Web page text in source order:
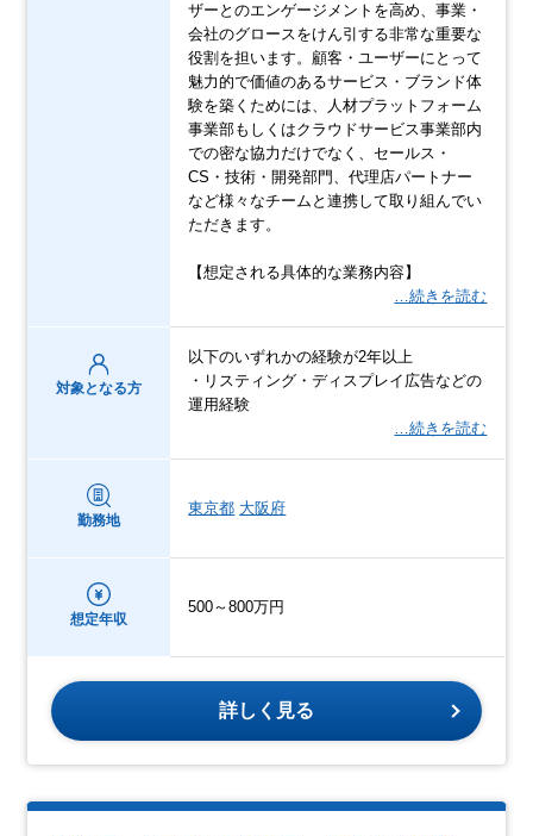
ザーとのエンゲージメントを高め、事業・
会社のグロースをけん引する非常な重要な
役割を担います。顧客・ユーザーにとって
魅力的で価値のあるサービス・ブランド体
験を築くためには、人材プラットフォーム
事業部もしくはクラウドサービス事業部内
での密な協力だけでなく、セールス・
CS・技術・開発部門、代理店パートナー
など様々なチームと連携して取り組んでい
ただきます。
【想定される具体的な業務内容】
…続きを読む
対象となる方
以下のいずれかの経験が2年以上
・リスティング・ディスプレイ広告などの
運用経験
…続きを読む
勤務地
東京都 大阪府
想定年収
500～800万円
詳しく見る